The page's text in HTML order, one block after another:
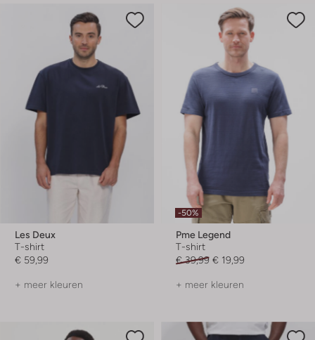
Les Deux
T-shirt
€ 59,99
+ meer kleuren
-50%
Pme Legend
T-shirt
€ 39,99 € 19,99
+ meer kleuren